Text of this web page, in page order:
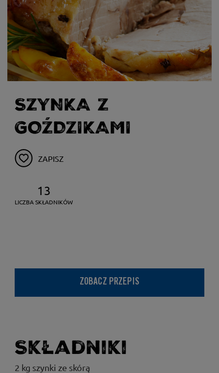
SZYNKA Z
GOŹDZIKAMI
ZAPISZ
13
LICZBA SKŁADNIKÓW
ZOBACZ PRZEPIS
Składniki
2 kg szynki ze skórą